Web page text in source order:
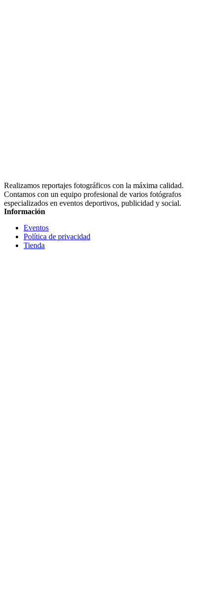
Realizamos reportajes fotográficos con la máxima calidad.
Contamos con un equipo profesional de varios fotógrafos
especializados en eventos deportivos, publicidad y social.
Información
Eventos
Política de privacidad
Tienda